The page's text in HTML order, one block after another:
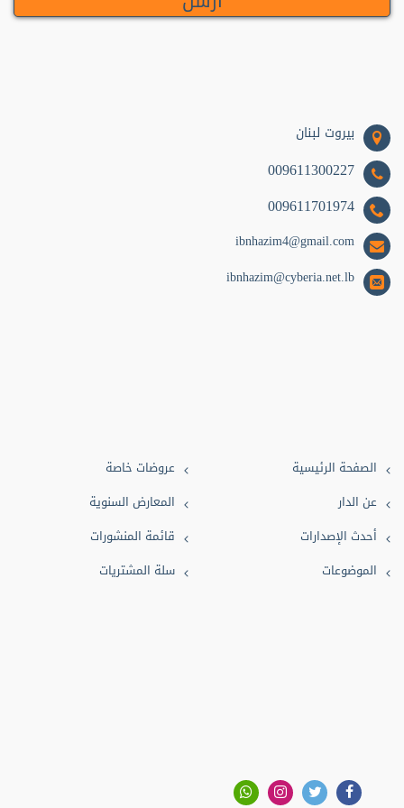
قانون (6)
علم نفس (5)
اجتماع (5)
تزكية (5)
اقتصاد (5)
شعر (2)
ثقافة (2)
بيئة (1)
دعاء (1)
بيروت لبنان
009611300227
009611701974
ibnhazim4@gmail.com
ibnhazim@cyberia.net.lb
عروضات خاصة
المعارض السنوية
قائمة المنشورات
سلة المشتريات
الصفحة الرئيسية
عن الدار
أحدث الإصدارات
الموضوعات